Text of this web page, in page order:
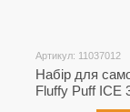
Артикул: 11037012
Набір для
Fluffy Puff ICE